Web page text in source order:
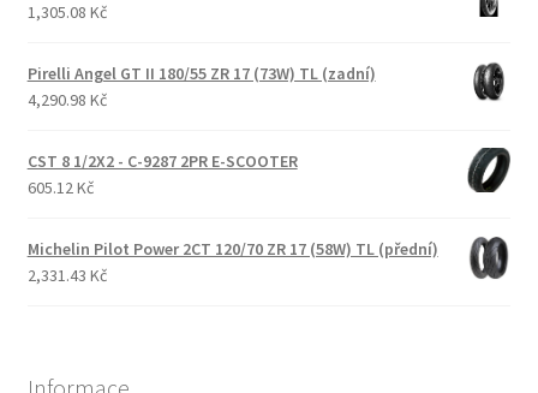
1,305.08 Kč
Pirelli Angel GT II 180/55 ZR 17 (73W) TL (zadní)
4,290.98 Kč
CST 8 1/2X2 - C-9287 2PR E-SCOOTER
605.12 Kč
Michelin Pilot Power 2CT 120/70 ZR 17 (58W) TL (přední)
2,331.43 Kč